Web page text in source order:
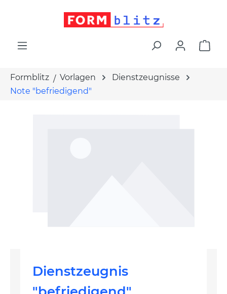
Formblitz Vorlagen
Dienstzeugnisse
Note "befriedigend"
Dienstzeugnis